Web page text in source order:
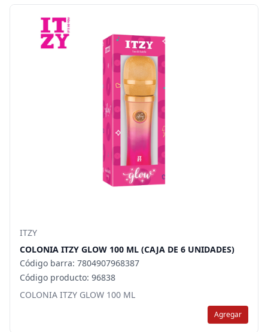
ITZY
COLONIA ITZY GLOW 100 ML (CAJA DE 6 UNIDADES)
Código barra: 7804907968387
Código producto: 96838
COLONIA ITZY GLOW 100 ML
Agregar